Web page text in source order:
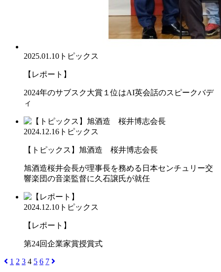
2025.01.10 トピックス
【レポート】
2024年のサブスク大賞１位はAI英会話のスピークバデ
ィ
2024.12.16 トピックス
【トピックス】旭酒造 桜井博志会長
旭酒造桜井会長が理事長を務める日本センチュリー交
響楽団の音楽監督に久石譲氏が就任
2024.12.10 トピックス
【レポート】
第24回企業家賞授賞式
1 2 3 4 5 6 7